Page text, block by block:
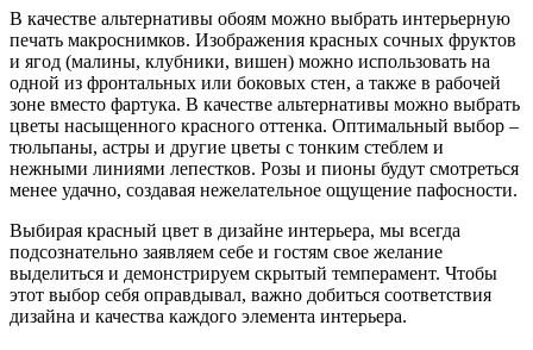
В качестве альтернативы обоям можно выбрать интерьерную
печать макроснимков. Изображения красных сочных фруктов
и ягод (малины, клубники, вишен) можно использовать на
одной из фронтальных или боковых стен, а также в рабочей
зоне вместо фартука. В качестве альтернативы можно выбрать
цветы насыщенного красного оттенка. Оптимальный выбор –
тюльпаны, астры и другие цветы с тонким стеблем и
нежными линиями лепестков. Розы и пионы будут смотреться
менее удачно, создавая нежелательное ощущение пафосности.
Выбирая красный цвет в дизайне интерьера, мы всегда
подсознательно заявляем себе и гостям свое желание
выделиться и демонстрируем скрытый темперамент. Чтобы
этот выбор себя оправдывал, важно добиться соответствия
дизайна и качества каждого элемента интерьера.